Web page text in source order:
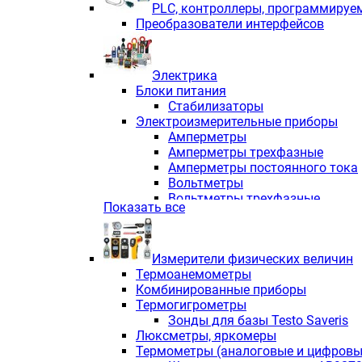
PLС, контроллеры,
Преобразователи интерфейсов
Электрика
Блоки питания
Стабилизаторы
Электроизмерительные приборы
Амперметры
Амперметры трехфазные
Амперметры постоянного тока
Вольтметры
Вольтметры трехфазные
Вольтметры постоянного тока
Индикаторы аналоговых
Измерители COS F
Комбинированные приборы
Комбинированные приборы
Комбинированные приборы
Анализаторы качества
Анализаторы мощности
Показать все
Измерители физических величин
Термоанемометры
Комбинированные приборы
Термогигрометры
Зонды для базы Testo Saveris
Люксметры, яркомеры
Термометры (аналоговые и